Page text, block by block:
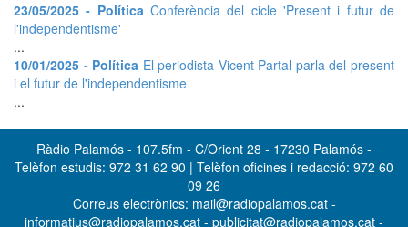
23/05/2025 - PolíticaConferència del cicle 'Present i futur de
l'independentisme'
...
10/01/2025 - Política El periodista Vicent Partal parla del present
i el futur de l'independentisme
...
Ràdio Palamós - 107.5fm - C/Orient 28 - 17230 Palamós -
Telèfon estudis: 972 31 62 90 | Telèfon oficines i redacció: 972 60
09 26
Correus electrònics: mail@radiopalamos.cat -
informatius@radiopalamos.cat - publicitat@radiopalamos.cat -